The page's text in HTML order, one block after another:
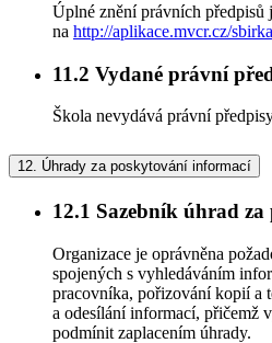
Úplné znění právních předpisů
na http://aplikace.mvcr.cz/
11.2 Vydané právní
Škola nevydává právní
12. Úhrady za poskytování informací
12.1 Sazebník úhrad
Organizace je oprávněna
spojených s vyhledáváním
pracovníka, pořizování kopií a
a odesílání informací, přičemž
podmínit zaplacením úhrady.